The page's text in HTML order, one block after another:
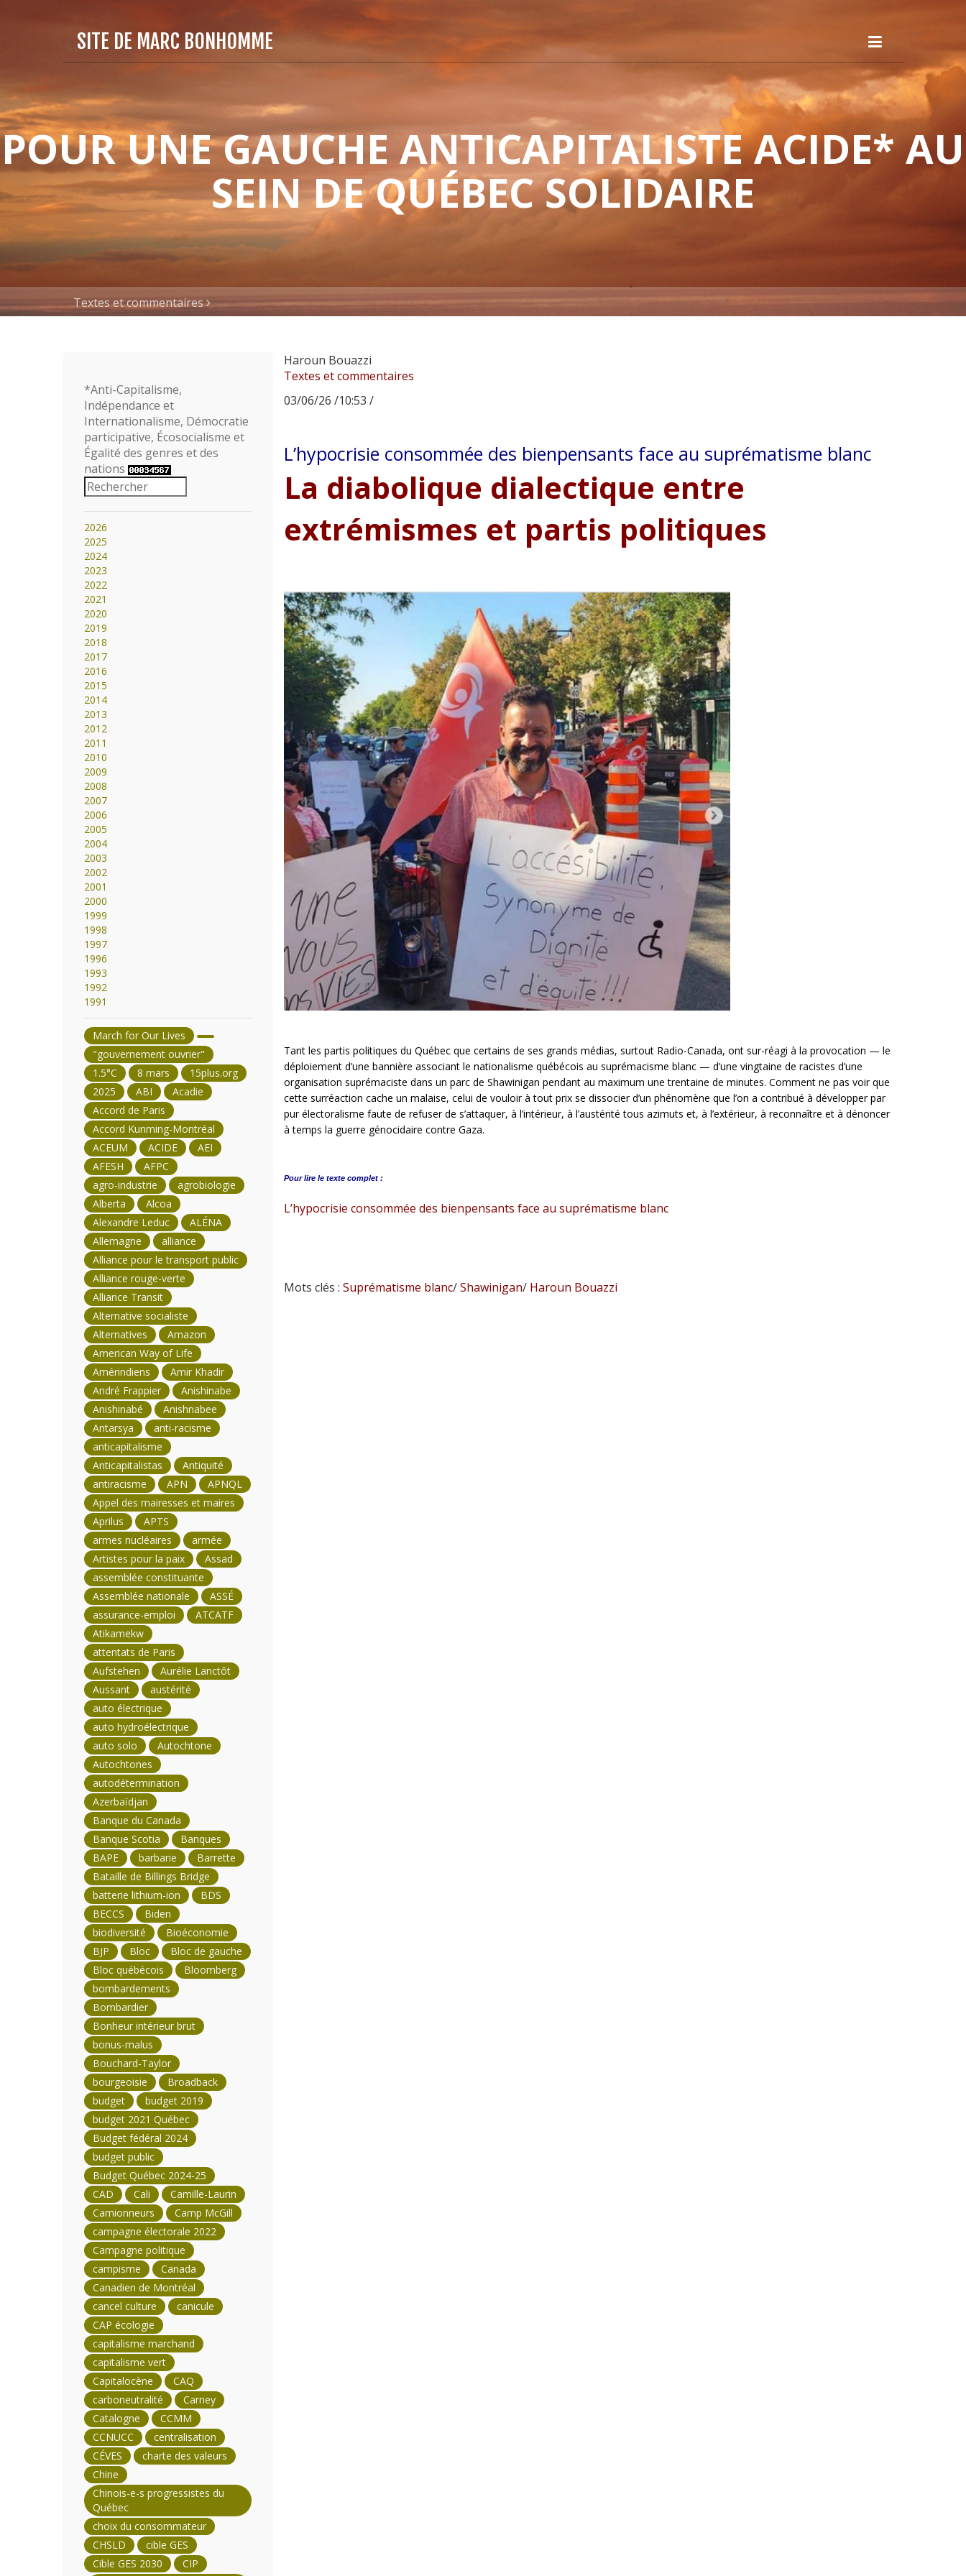
SITE DE MARC BONHOMME
POUR UNE GAUCHE ANTICAPITALISTE ACIDE* AU
SEIN DE QUÉBEC SOLIDAIRE
Textes et commentaires
Haroun Bouazzi
Textes et commentaires
03/06/26 /10:53 /
L’hypocrisie consommée des bienpensants face au suprématisme blanc
La diabolique dialectique entre
extrémismes et partis politiques
Tant les partis politiques du Québec que certains de ses grands médias, surtout Radio-Canada, ont sur-réagi à la provocation — le
déploiement d’une bannière associant le nationalisme québécois au suprémacisme blanc — d’une vingtaine de racistes d’une
organisation suprémaciste dans un parc de Shawinigan pendant au maximum une trentaine de minutes. Comment ne pas voir que
cette surréaction cache un malaise, celui de vouloir à tout prix se dissocier d’un phénomène que l’on a contribué à développer par
pur électoralisme faute de refuser de s’attaquer, à l’intérieur, à l’austérité tous azimuts et, à l’extérieur, à reconnaître et à dénoncer
à temps la guerre génocidaire contre Gaza.
Pour lire le texte complet :
L’hypocrisie consommée des bienpensants face au suprématisme blanc
Mots clés : Suprématisme blanc/Shawinigan/Haroun Bouazzi
*Anti-Capitalisme,
Indépendance et
Internationalisme, Démocratie
participative, Écosocialisme et
Égalité des genres et des
nations
2026
2025
2024
2023
2022
2021
2020
2019
2018
2017
2016
2015
2014
2013
2012
2011
2010
2009
2008
2007
2006
2005
2004
2003
2002
2001
2000
1999
1998
1997
1996
1993
1992
1991
March for Our Lives
"gouvernement ouvrier"
1.5°C
8 mars
15plus.org
2025
ABI
Acadie
Accord de Paris
Accord Kunming-Montréal
ACEUM
ACIDE
AEI
AFESH
AFPC
agro-industrie
agrobiologie
Alberta
Alcoa
Alexandre Leduc
ALÉNA
Allemagne
alliance
Alliance pour le transport public
Alliance rouge-verte
Alliance Transit
Alternative socialiste
Alternatives
Amazon
American Way of Life
Amérindiens
Amir Khadir
André Frappier
Anishinabe
Anishinabé
Anishnabee
Antarsya
anti-racisme
anticapitalisme
Anticapitalistas
Antiquité
antiracisme
APN
APNQL
Appel des mairesses et maires
Aprilus
APTS
armes nucléaires
armée
Artistes pour la paix
Assad
assemblée constituante
Assemblée nationale
ASSÉ
assurance-emploi
ATCATF
Atikamekw
attentats de Paris
Aufstehen
Aurélie Lanctôt
Aussant
austérité
auto électrique
auto hydroélectrique
auto solo
Autochtone
Autochtones
autodétermination
Azerbaïdjan
Banque du Canada
Banque Scotia
Banques
BAPE
barbarie
Barrette
Bataille de Billings Bridge
batterie lithium-ion
BDS
BECCS
Biden
biodiversité
Bioéconomie
BJP
Bloc
Bloc de gauche
Bloc québécois
Bloomberg
bombardements
Bombardier
Bonheur intérieur brut
bonus-malus
Bouchard-Taylor
bourgeoisie
Broadback
budget
budget 2019
budget 2021 Québec
Budget fédéral 2024
budget public
Budget Québec 2024-25
CAD
Cali
Camille-Laurin
Camionneurs
Camp McGill
campagne électorale 2022
Campagne politique
campisme
Canada
Canadien de Montréal
cancel culture
canicule
CAP écologie
capitalisme marchand
capitalisme vert
Capitalocène
CAQ
carboneutralité
Carney
Catalogne
CCMM
CCNUCC
centralisation
CÉVES
charte des valeurs
Chine
Chinois-e-s progressistes du
Québec
choix du consommateur
CHSLD
cible GES
Cible GES 2030
CIP